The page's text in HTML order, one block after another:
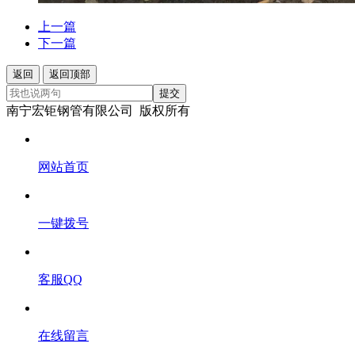
上一篇
下一篇
返回
返回顶部
提交
南宁宏钜钢管有限公司 版权所有
网站首页
一键拨号
客服QQ
在线留言